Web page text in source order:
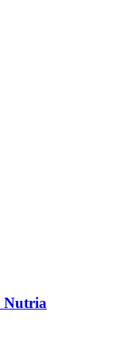
Nutria